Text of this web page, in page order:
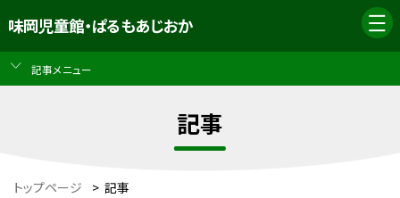
味岡児童館・ぱるもあじおか
記事メニュー
記事
トップページ > 記事